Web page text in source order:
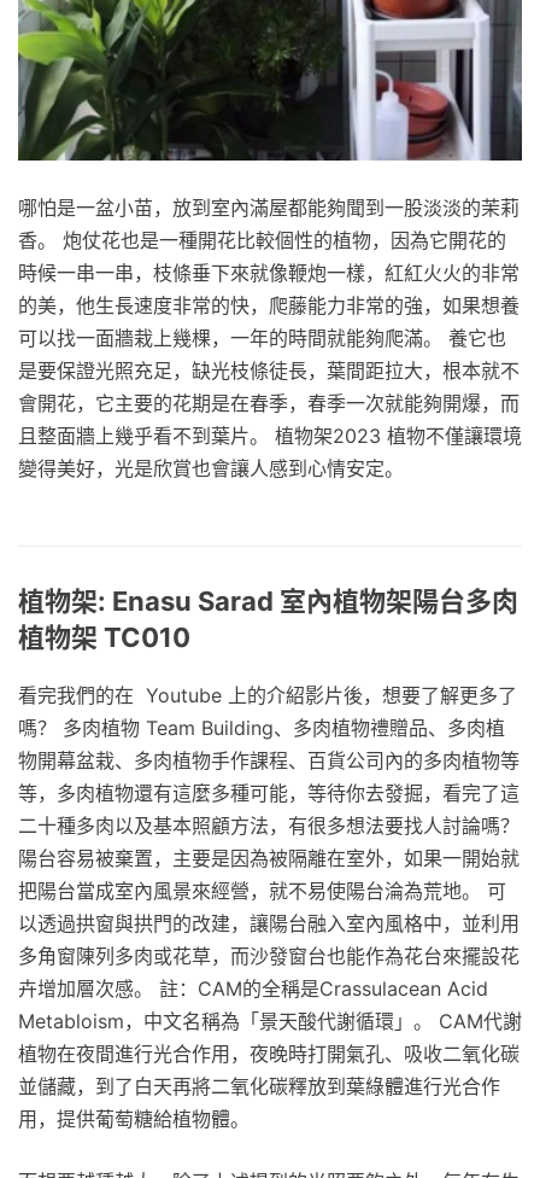
哪怕是一盆小苗，放到室內滿屋都能夠聞到一股淡淡的茉莉
香。 炮仗花也是一種開花比較個性的植物，因為它開花的
時候一串一串，枝條垂下來就像鞭炮一樣，紅紅火火的非常
的美，他生長速度非常的快，爬藤能力非常的強，如果想養
可以找一面牆栽上幾棵，一年的時間就能夠爬滿。 養它也
是要保證光照充足，缺光枝條徒長，葉間距拉大，根本就不
會開花，它主要的花期是在春季，春季一次就能夠開爆，而
且整面牆上幾乎看不到葉片。 植物架2023 植物不僅讓環境
變得美好，光是欣賞也會讓人感到心情安定。
植物架: Enasu Sarad 室內植物架陽台多肉
植物架 TC010
看完我們的在 Youtube 上的介紹影片後，想要了解更多了
嗎？ 多肉植物 Team Building、多肉植物禮贈品、多肉植
物開幕盆栽、多肉植物手作課程、百貨公司內的多肉植物等
等，多肉植物還有這麼多種可能，等待你去發掘，看完了這
二十種多肉以及基本照顧方法，有很多想法要找人討論嗎？
陽台容易被棄置，主要是因為被隔離在室外，如果一開始就
把陽台當成室內風景來經營，就不易使陽台淪為荒地。 可
以透過拱窗與拱門的改建，讓陽台融入室內風格中，並利用
多角窗陳列多肉或花草，而沙發窗台也能作為花台來擺設花
卉增加層次感。 註：CAM的全稱是Crassulacean Acid
Metabloism，中文名稱為「景天酸代謝循環」。 CAM代謝
植物在夜間進行光合作用，夜晚時打開氣孔、吸收二氧化碳
並儲藏，到了白天再將二氧化碳釋放到葉綠體進行光合作
用，提供葡萄糖給植物體。